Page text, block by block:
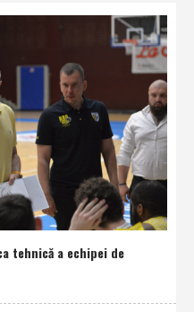
tehnică a echipei de